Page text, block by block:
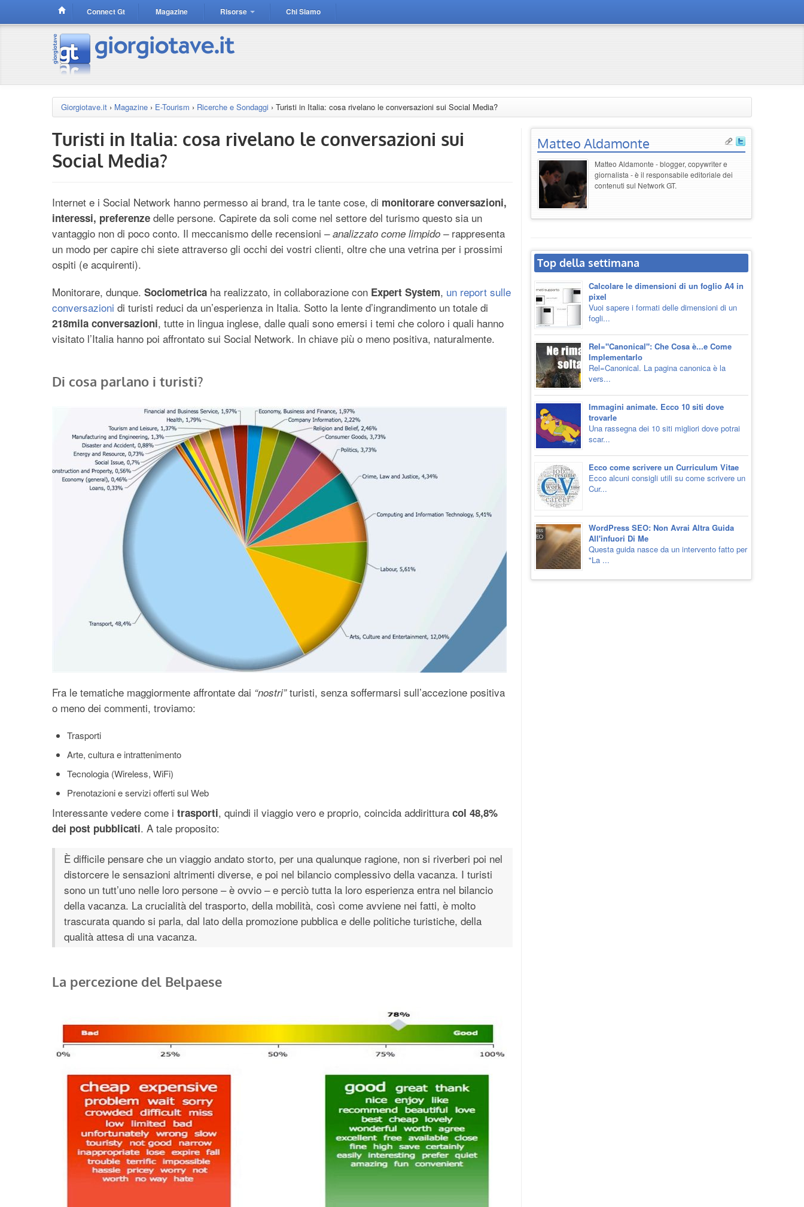
Connect Gt Magazine Risorse Chi Siamo
Giorgiotave.it › Magazine › E-Tourism › Ricerche e Sondaggi › Turisti in Italia: cosa rivelano le conversazioni sui Social Media?
Turisti in Italia: cosa rivelano le conversazioni sui
Social Media?
Internet e i Social Network hanno permesso ai brand, tra le tante cose, di monitorare conversazioni,
interessi, preferenze delle persone. Capirete da soli come nel settore del turismo questo sia un
vantaggio non di poco conto. Il meccanismo delle recensioni – analizzato come limpido –rappresenta
un modo per capire chi siete attraverso gli occhi dei vostri clienti, oltre che una vetrina per i prossimi
ospiti (e acquirenti).
Monitorare, dunque. Sociometrica ha realizzato, in collaborazione con Expert System, un report sulle
conversazioni di turisti reduci da un’esperienza in Italia. Sotto la lente d’ingrandimento un totale di
218mila conversazioni, tutte in lingua inglese, dalle quali sono emersi i temi che coloro i quali hanno
visitato l’Italia hanno poi affrontato sui Social Network. In chiave più o meno positiva, naturalmente.
Di cosa parlano i turisti?
Fra le tematiche maggiormente affrontate dai “nostri”turisti, senza soffermarsi sull’accezione positiva
o meno dei commenti, troviamo:
Trasporti
Arte, cultura e intrattenimento
Tecnologia (Wireless, WiFi)
Prenotazioni e servizi offerti sul Web
Interessante vedere come i trasporti, quindi il viaggio vero e proprio, coincida addirittura col 48,8%
dei post pubblicati. A tale proposito:
È difficile pensare che un viaggio andato storto, per una qualunque ragione, non si riverberi poi nel
distorcere le sensazioni altrimenti diverse, e poi nel bilancio complessivo della vacanza. I turisti
sono un tutt’uno nelle loro persone – è ovvio – e perciò tutta la loro esperienza entra nel bilancio
della vacanza. La crucialità del trasporto, della mobilità, così come avviene nei fatti, è molto
trascurata quando si parla, dal lato della promozione pubblica e delle politiche turistiche, della
qualità attesa di una vacanza.
La percezione del Belpaese
Matteo Aldamonte
Matteo Aldamonte - blogger, copywriter e
giornalista - è il responsabile editoriale dei
contenuti sul Network GT.
Top della settimana
Calcolare le dimensioni di un foglio A4 in
pixel
Vuoi sapere i formati delle dimensioni di un
fogli...
Rel="Canonical": Che Cosa è...e Come
Implementarlo
Rel=Canonical. La pagina canonica è la
vers...
Immagini animate. Ecco 10 siti dove
trovarle
Una rassegna dei 10 siti migliori dove potrai
scar...
Ecco come scrivere un Curriculum Vitae
Ecco alcuni consigli utili su come scrivere un
Cur...
WordPress SEO: Non Avrai Altra Guida
All'infuori Di Me
Questa guida nasce da un intervento fatto per
"La ...